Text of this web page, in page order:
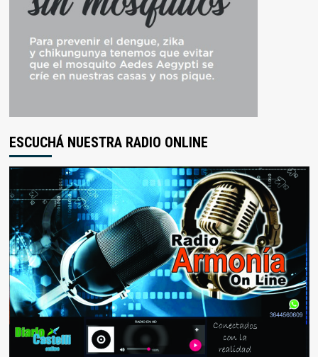
ESCUCHÁ NUESTRA RADIO ONLINE